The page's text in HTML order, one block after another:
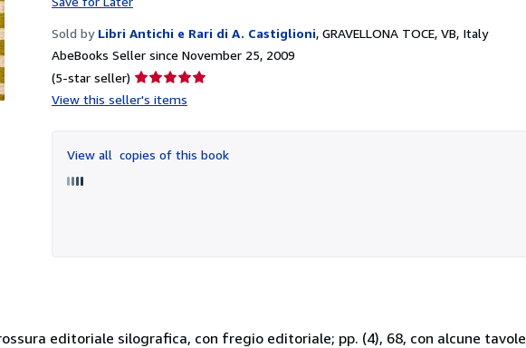
Sold by Libri Antichi e Rari di A. Castiglioni, GRAVELLONA TOCE, VB, Italy
AbeBooks Seller since November 25, 2009
(5-star seller) Seller
rating
of
5
View this seller's items
View all copies of this book
editoriale silografica, con fregio editoriale; pp. (4), 68, con alcune